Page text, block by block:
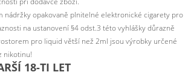
nádržky opakovaně plnitelné elektronické cigarety pro
na ustanovení §4 odst.3 této vyhlášky důrazně
pro liquid větší než 2ml jsou výrobky určené
nikotinu!
18-TI LET